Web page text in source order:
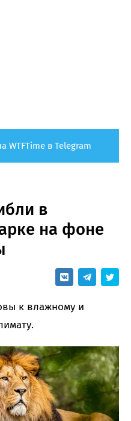
WTFTime в Telegram
в
на фоне
к влажному и